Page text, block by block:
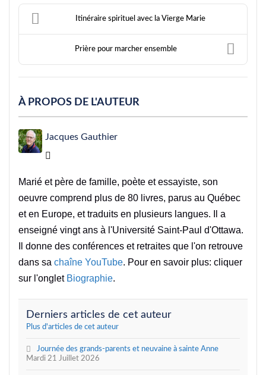
Itinéraire spirituel avec la Vierge Marie
Prière pour marcher ensemble
À PROPOS DE L'AUTEUR
Jacques Gauthier
Marié et père de famille, poète et essayiste, son
oeuvre comprend plus de 80 livres, parus au Québec
et en Europe, et traduits en plusieurs langues. Il a
enseigné vingt ans à l'Université Saint-Paul d'Ottawa.
Il donne des conférences et retraites que l'on retrouve
dans sa chaîne YouTube. Pour en savoir plus: cliquer
sur l'onglet Biographie.
Derniers articles de cet auteur
Plus d'articles de cet auteur
Mardi 21 Juillet 2026
Journée des grands-parents et neuvaine à sainte Anne